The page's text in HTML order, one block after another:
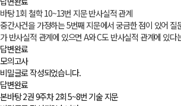
바탕 1회 철학 10~13번 지문 반사실적 관계
중간사건을 가정하는 5번째 지문에서 궁금한 점이 있어 질
가 반사실적 관계에 있으면 A와 C도 반사실적 관계에 있다
답변완료
모의고사
비밀글로 작성되었습니다.
답변완료
본바탕 2권 9주차 2회 5~8번 기술 지문